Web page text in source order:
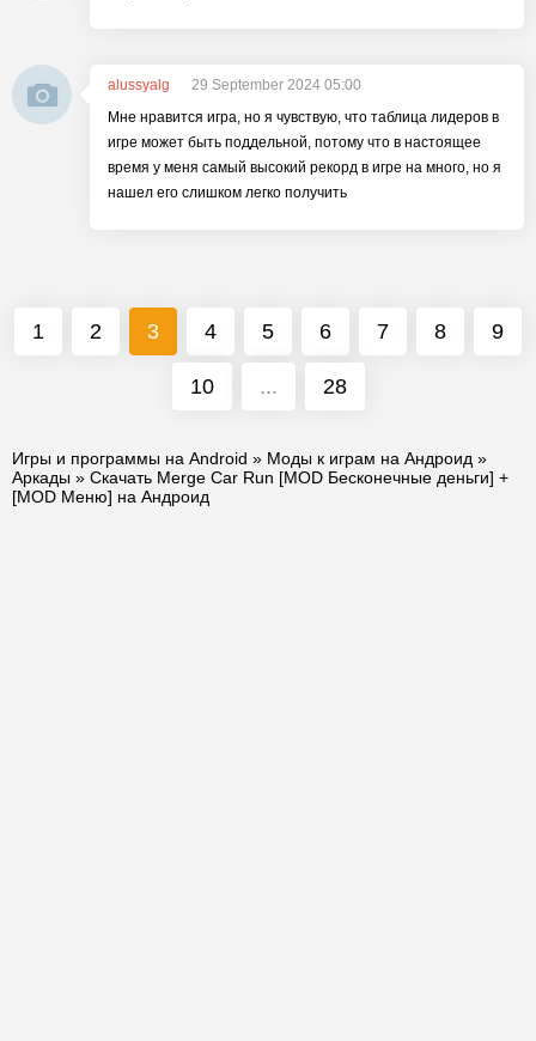
alussyalg
29 September 2024 05:00
Мне нравится игра, но я чувствую, что таблица лидеров в
игре может быть поддельной, потому что в настоящее
время у меня самый высокий рекорд в игре на много, но я
нашел его слишком легко получить
1 2 3 4 5 6 7 8 9
10 ... 28
Игры и программы на Android » Моды к играм на Андроид »
Аркады » Скачать Merge Car Run [MOD Бесконечные деньги] +
[MOD Меню] на Андроид